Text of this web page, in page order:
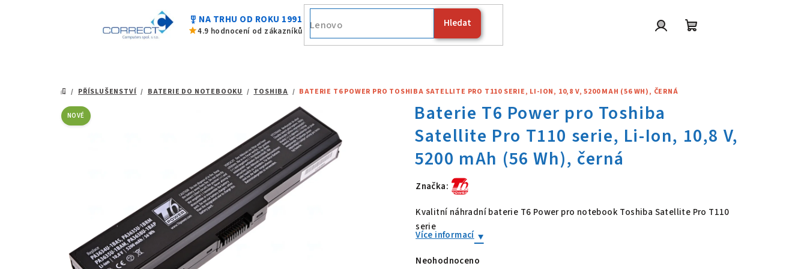
military_tech NA TRHU OD ROKU 1991
star4.9 hodnocení od zákazníků
Hledat
Fujitsu
DOMŮ
/ PŘÍSLUŠENSTVÍ / BATERIE DO NOTEBOOKU / TOSHIBA / BATERIE T6 POWER PRO TOSHIBA SATELLITE PRO T110 SERIE, LI-ION, 10,8 V, 5200 MAH (56 WH), ČERNÁ
Značka:
Baterie T6 Power pro Toshiba Satellite Pro
Kvalitní náhradní baterie T6 Power pro notebook Toshiba Satellite Pro T110
serie
Více informací
Průměrné
Neohodnoceno
NOVÉ
hvězdiček.